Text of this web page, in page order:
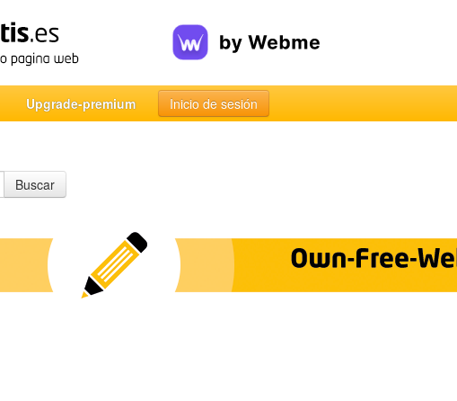
Upgrade-premium Inicio de sesión
Buscar